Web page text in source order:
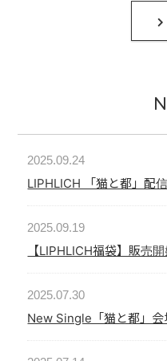
2025.09.24
LIPHLICH 「猫と都」配
2025.09.19
【LIPHLICH福袋】販売
2025.07.30
New Single「猫と都」会